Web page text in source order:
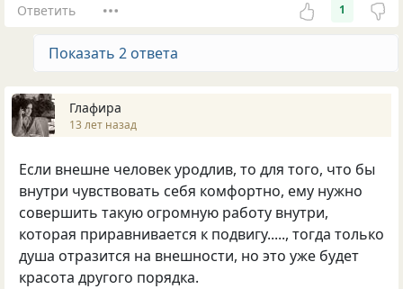
Ответить 1
Показать 2 ответа
Глафира
13 лет назад
Если внешне человек уродлив, то для того, что бы
внутри чувствовать себя комфортно, ему нужно
совершить такую огромную работу внутри,
которая приравнивается к подвигу....., тогда только
душа отразится на внешности, но это уже будет
красота другого порядка.